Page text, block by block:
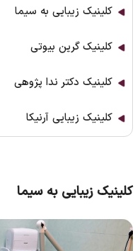
کلینیک زیبایی به سیما
کلینیک گرین بیوتی
کلینیک دکتر ندا پژوهی
کلینیک زیبایی آرنیکا
کلینیک زیبایی به سیما